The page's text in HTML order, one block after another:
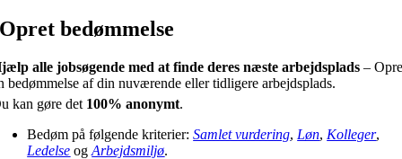
Opret bedømmelse
alle jobsøgende med at finde deres næste arbejdsplads –
bedømmelse af din nuværende eller tidligere arbejdsplads.
kan gøre det 100% anonymt.
Bedøm på følgende kriterier:Samlet vurdering, Løn, Kolleger,
Ledelse ogArbejdsmiljø.